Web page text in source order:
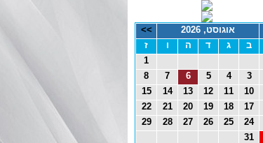
אוגוסט, 2026
>>
ב ג ד ה ו
ז
1
3
4
5
6
7
8
10
11
12
13
14
15
17
18
19
20
21
22
24
25
26
27
28
29
31